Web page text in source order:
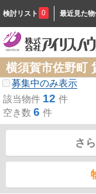
検討リスト 0 最近見た
横須賀市佐野町
募集中のみ表示
該当物件 12 件
空き数 6 件
さ